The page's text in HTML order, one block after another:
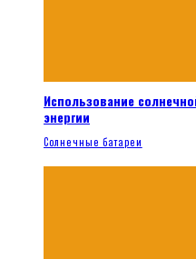
Использование
энергии
Солнечные батареи